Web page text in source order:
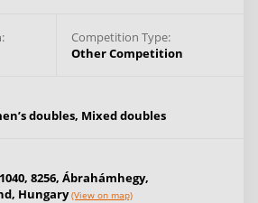
Competition Type:
Other Competition
doubles, Mixed doubles
8256, Ábrahámhegy,
Hungary(View on map)